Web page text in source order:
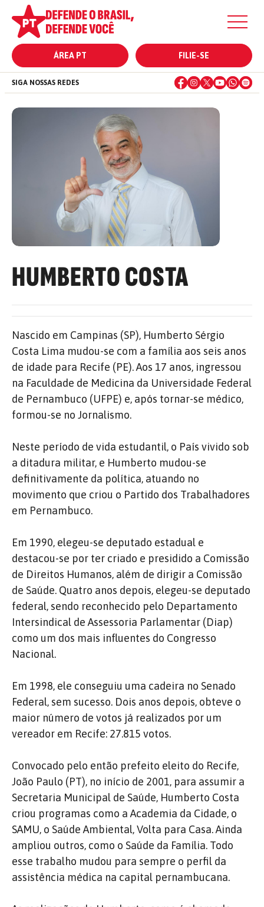
ÁREA PT FILIE-SE
SIGA NOSSAS REDES
HUMBERTO COSTA
Nascido em Campinas (SP), Humberto Sérgio
Costa Lima mudou-se com a família aos seis anos
de idade para Recife (PE).Aos 17 anos, ingressou
na Faculdade de Medicina da Universidade Federal
de Pernambuco (UFPE) e, após tornar-se médico,
formou-se no Jornalismo.
Neste período de vida estudantil, o País vivido sob
a ditadura militar, e Humberto mudou-se
definitivamente da política, atuando no
movimento que criou o Partido dos Trabalhadores
em Pernambuco.
Em 1990, elegeu-se deputado estadual e
destacou-se por ter criado e presidido a Comissão
de Direitos Humanos, além de dirigir a Comissão
de Saúde. Quatro anos depois, elegeu-se deputado
federal, sendo reconhecido pelo Departamento
Intersindical de Assessoria Parlamentar (Diap)
como um dos mais influentes do Congresso
Nacional.
Em 1998, ele conseguiu uma cadeira no Senado
Federal, sem sucesso. Dois anos depois, obteve o
maior número de votos já realizados por um
vereador em Recife: 27.815 votos.
Convocado pelo então prefeito eleito do Recife,
João Paulo (PT), no início de 2001, para assumir a
Secretaria Municipal de Saúde, Humberto Costa
criou programas como a Academia da Cidade, o
SAMU, o Saúde Ambiental, Volta para Casa.Ainda
ampliou outros, como o Saúde da Família. Todo
esse trabalho mudou para sempre o perfil da
assistência médica na capital pernambucana.